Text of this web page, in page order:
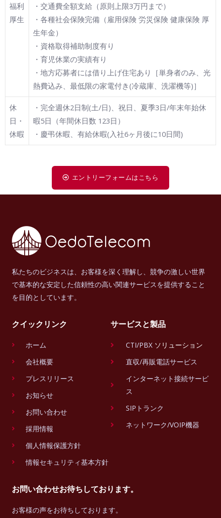
福利
厚生
・交通費全額支給（原則上限3万円まで）
・各種社会保険完備（雇用保険 労災保険 健康保険 厚
生年金）
・資格取得補助制度有り
・育児休業の実績有り
・地方応募者には借り上げ住宅あり［単身者のみ、光
熱費込み、最低限の家電付き(冷蔵庫、洗濯機等)］
休
日・
休暇
・完全週休2日制(土/日)、祝日、夏季3日/年末年始休
暇5日（年間休日数 123日）
・慶弔休暇、有給休暇(入社6ヶ月後に10日間)
エントリーフォームはこちら
私たちのビジネスは、お客様を深く理解し、競争の激しい世界
で基本的な安定した信頼性の高い関連サービスを提供すること
を目的としています。
クイックリンク
ホーム
会社概要
プレスリリース
お知らせ
お問い合わせ
採用情報
個人情報保護方針
情報セキュリティ基本方針
サービスと製品
CTI/PBX ソリューション
直収/再販電話サービス
インターネット接続サービ
ス
SIPトランク
ネットワーク/VOIP機器
お問い合わせお待ちしております。
お客様の声をお待ちしております。